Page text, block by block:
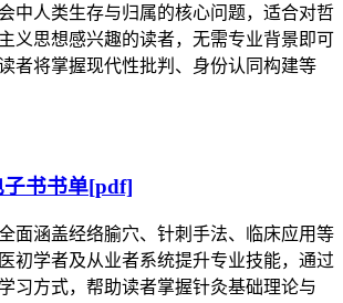
中人类生存与归属的核心问题，适合对哲
义思想感兴趣的读者，无需专业背景即可
者将掌握现代性批判、身份认同构建等
书书单[pdf]
面涵盖经络腧穴、针刺手法、临床应用等
初学者及从业者系统提升专业技能，通过
习方式，帮助读者掌握针灸基础理论与